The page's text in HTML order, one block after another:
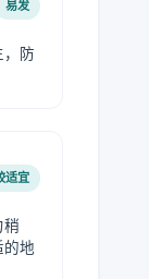
易发
，防
适宜
稍
的地